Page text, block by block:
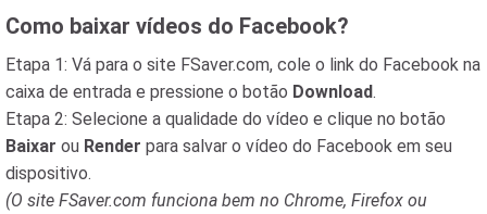
Como baixar vídeos do Facebook?
Etapa 1: Vá para o site FSaver.com, cole o link do Facebook na
caixa de entrada e pressione o botão Download.
Etapa 2: Selecione a qualidade do vídeo e clique no botão
Baixar ou Render para salvar o vídeo do Facebook em seu
dispositivo.
(O site FSaver.com funciona bem no Chrome, Firefox ou